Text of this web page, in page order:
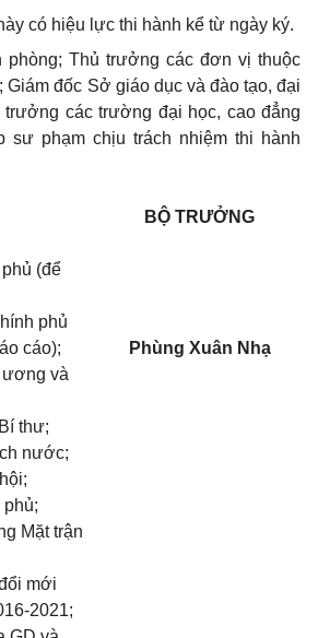
có hiệu lực thi hành kể từ ngày ký.
phòng; Thủ trưởng các đơn vị thuộc
Giám đốc Sở giáo dục và đào tạo, đại
trưởng các trường đại học, cao đẳng
sư phạm chịu trách nhiệm thi hành
(để
phủ
cáo);
ương và
thư;
nước;
phủ;
Mặt trận
ổi mới
2021;
BỘ TRƯỞNG
Phùng Xuân Nhạ